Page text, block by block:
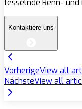
fesselnde Renn-
Kontaktiere uns
VorherigeView all
NächsteView all